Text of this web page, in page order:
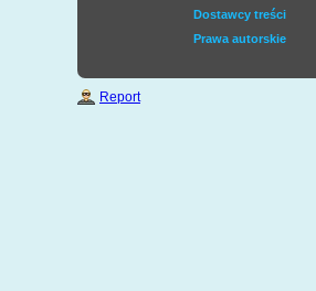
Dostawcy treści
Prawa autorskie
Report